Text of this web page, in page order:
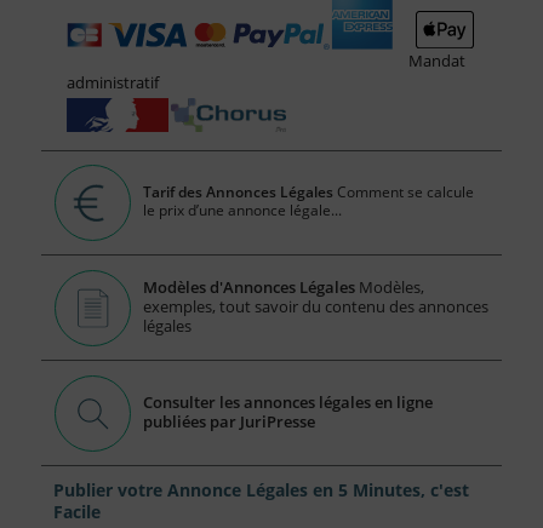
Mandat
administratif
Tarif des Annonces Légales Comment se calcule
le prix d’une annonce légale...
Modèles d'Annonces Légales Modèles,
exemples, tout savoir du contenu des annonces
légales
Consulter les annonces légales en ligne
publiées par JuriPresse
Publier votre Annonce Légales en 5 Minutes, c'est
Facile